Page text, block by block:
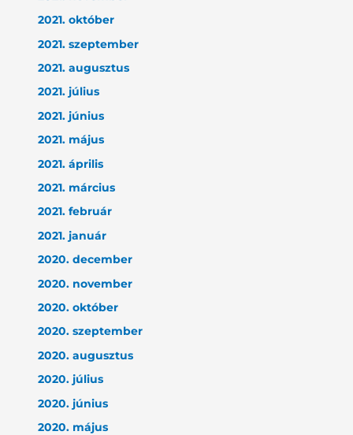
2021. október
2021. szeptember
2021. augusztus
2021. július
2021. június
2021. május
2021. április
2021. március
2021. február
2021. január
2020. december
2020. november
2020. október
2020. szeptember
2020. augusztus
2020. július
2020. június
2020. május